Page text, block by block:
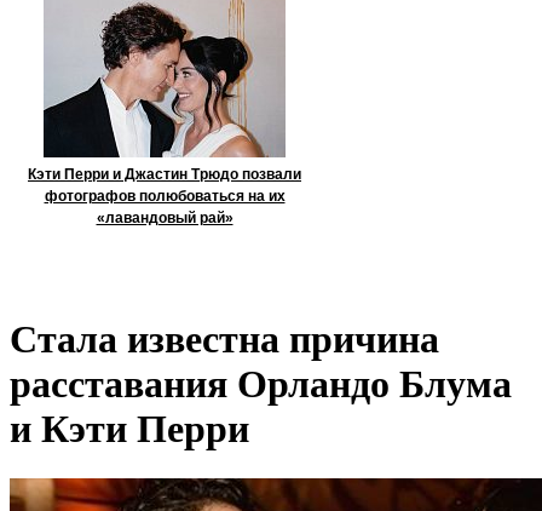
Кэти Перри и Джастин Трюдо позвали
фотографов полюбоваться на их
«лавандовый рай»
Стала известна причина
расставания Орландо Блума
и Кэти Перри